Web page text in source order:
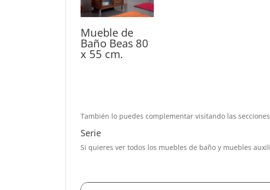
Mueble de
Baño Beas 80
x 55 cm.
También lo puedes complementar visitando las
Serie
Si quieres ver todos los muebles de baño y muebles